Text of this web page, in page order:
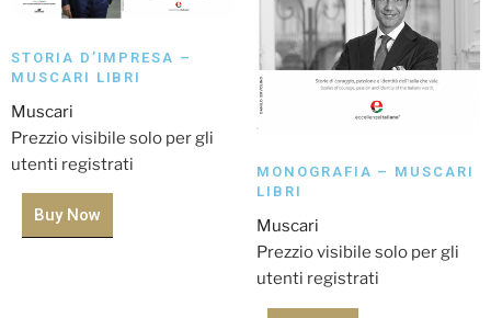
STORIA D’IMPRESA –
MUSCARI LIBRI
Muscari
Prezzio visibile solo per gli
utenti registrati
Buy Now
MONOGRAFIA – MUSCARI
LIBRI
Muscari
Prezzio visibile solo per gli
utenti registrati